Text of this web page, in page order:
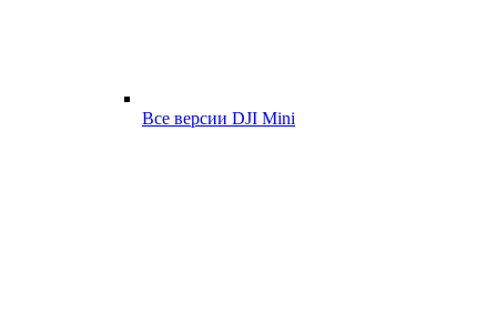
Все версии DJI Mini